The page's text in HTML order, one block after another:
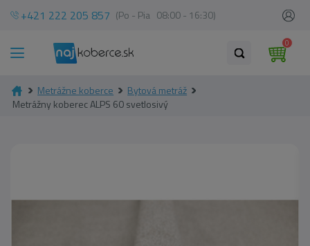
+421 222 205 857 (Po - Pia 08:00 - 16:30)
0
Metrážne koberce
Bytová metráž
Metrážny koberec ALPS 60 svetlosivý